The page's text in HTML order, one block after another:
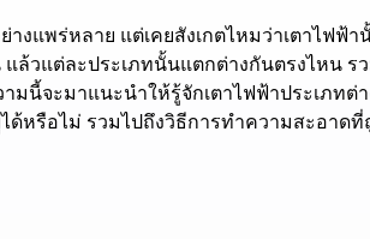
งแพร่หลาย แต่เคยสังเกตไหมว่าเตาไฟ
ล้วแต่ละประเภทนั้นแตกต่างกันตรงไหน ร
มนี้จะมาแนะนำให้รู้จักเตาไฟฟ้าประเภทต่
หรือไม่ รวมไปถึงวิธีการทำความสะอาดที่